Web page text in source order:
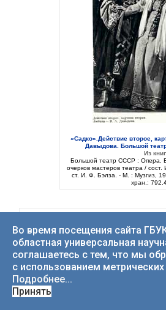
«Садко».Действие второе,
Давыдова. Большой театр
Из
Большой театр СССР : Опера.
очерков мастеров театра / сост.
ст. И. Ф. Бэлза. - М. : Музгиз,
хран.:
Во время посещения сайта
областная универсальная
соглашаетесь с тем, что мы
с использованием
Подробнее...
Принять